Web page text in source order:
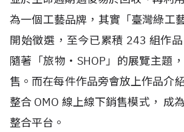
為一個工藝品牌，其實「臺灣綠工
開始徵選，至今已累積 243 組作
隨著「旅物・SHOP」的展覽主題
售。而在每件作品旁會放上作品介紹
整合 OMO 線上線下銷售模式， 成
整合平台。